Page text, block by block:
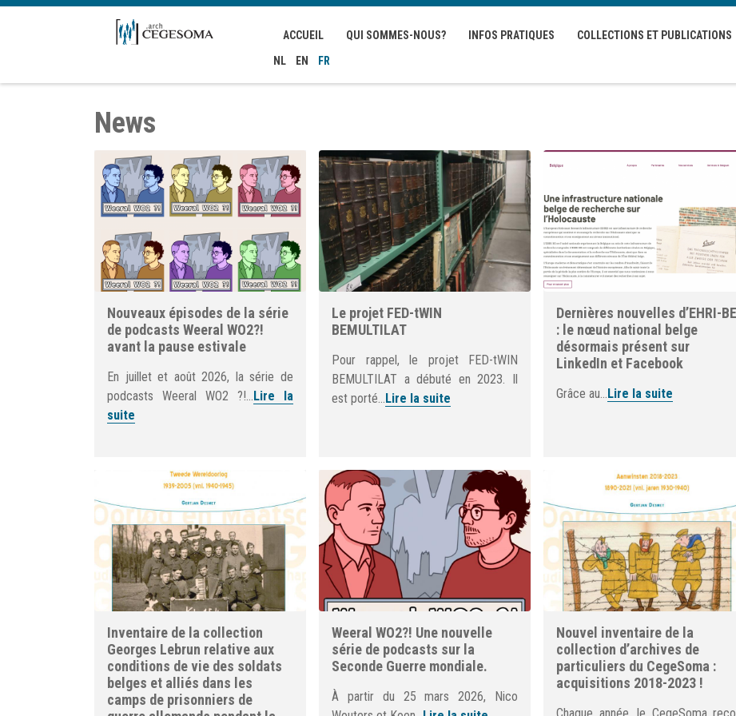
Aller au contenu principal
ACCUEIL QUI SOMMES-NOUS? INFOS PRATIQUES COLLECTIONS ET PUBLICATIONS
NL
EN FR
News
Nouveaux épisodes de la série
de podcasts Weeral WO2?!
avant la pause estivale
En juillet et août 2026, la série de
podcasts Weeral WO2 ?!... Lire la
suite
Le projet FED-tWIN
BEMULTILAT
Pour rappel, le projet FED-tWIN
BEMULTILAT a débuté en 2023. Il
est porté... Lire la suite
Dernières nouvelles d’EHRI-BE
: le nœud national belge
désormais présent sur
LinkedIn et Facebook
Grâce au... Lire la suite
Inventaire de la collection
Georges Lebrun relative aux
conditions de vie des soldats
belges et alliés dans les
camps de prisonniers de
Weeral WO2?! Une nouvelle
série de podcasts sur la
Seconde Guerre mondiale.
À partir du 25 mars 2026, Nico
Nouvel inventaire de la
collection d’archives de
particuliers du CegeSoma :
acquisitions 2018-2023 !
Chaque année, le CegeSoma